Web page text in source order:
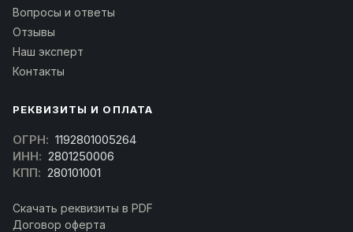
Вопросы и ответы
Отзывы
Наш эксперт
Контакты
РЕКВИЗИТЫ И ОПЛАТА
ОГРН: 1192801005264
ИНН: 2801250006
КПП: 280101001
Скачать реквизиты в PDF
Договор оферта